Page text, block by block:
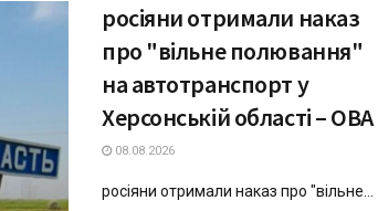
росіяни отримали наказ
про "вільне полювання"
на автотранспорт у
Херсонській області – ОВА
08.08.2026
росіяни отримали наказ про "вільне...